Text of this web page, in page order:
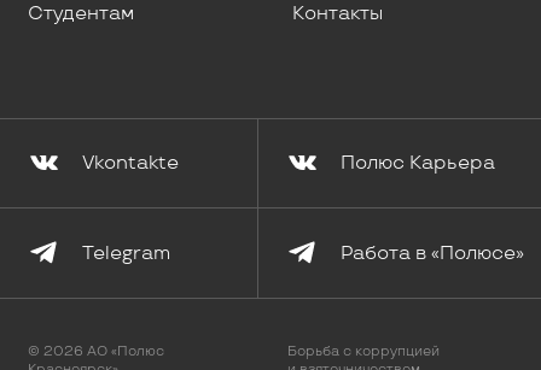
Студентам Контакты
Vkontakte Полюс Карьера
Telegram Работа в «Полюсе»
© 2026 АО «Полюс
Борьба с коррупцией